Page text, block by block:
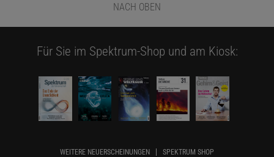
NACH OBEN
Für Sie im Spektrum-Shop und am Kiosk:
WEITERE NEUERSCHEINUNGEN SPEKTRUM SHOP